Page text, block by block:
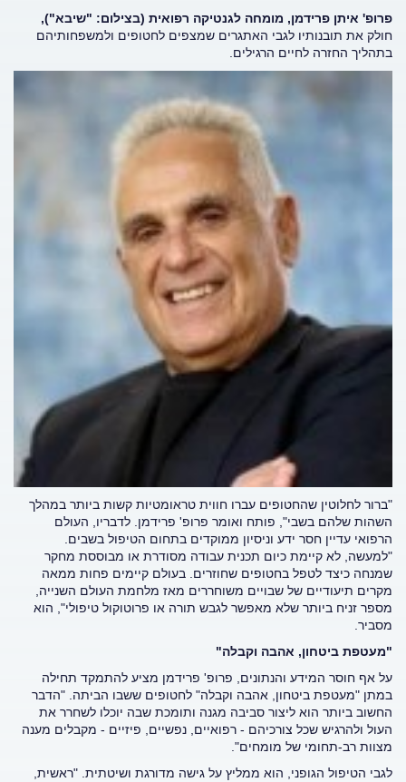
פרופ' איתן פרידמן, מומחה לגנטיקה רפואית (בצילום: "שיבא"),
חולק את תובנותיו לגבי האתגרים שמצפים לחטופים ולמשפחותיהם
בתהליך החזרה לחיים הרגילים.
"ברור לחלוטין שהחטופים עברו חווית טראומטיות קשות ביותר במהלך
השהות שלהם בשבי", פותח ואומר פרופ' פרידמן. לדבריו, העולם
הרפואי עדיין חסר ידע וניסיון ממוקדים בתחום הטיפול בשבים.
"למעשה, לא קיימת כיום תכנית עבודה מסודרת או מבוססת מחקר
שמנחה כיצד לטפל בחטופים שחוזרים. בעולם קיימים פחות ממאה
מקרים תיעודיים של שבויים משוחררים מאז מלחמת העולם השנייה,
מספר זניח ביותר שלא מאפשר לגבש תורה או פרוטוקול טיפולי", הוא
מסביר.
"מעטפת ביטחון, אהבה וקבלה"
על אף חוסר המידע והנתונים, פרופ' פרידמן מציע להתמקד תחילה
במתן "מעטפת ביטחון, אהבה וקבלה" לחטופים ששבו הביתה. "הדבר
החשוב ביותר הוא ליצור סביבה מגנה ותומכת שבה יוכלו לשחרר את
העול ולהרגיש שכל צורכיהם - רפואיים, נפשיים, פיזיים - מקבלים מענה
מצוות רב-תחומי של מומחים".
לגבי הטיפול הגופני, הוא ממליץ על גישה מדורגת ושיטתית. "ראשית,